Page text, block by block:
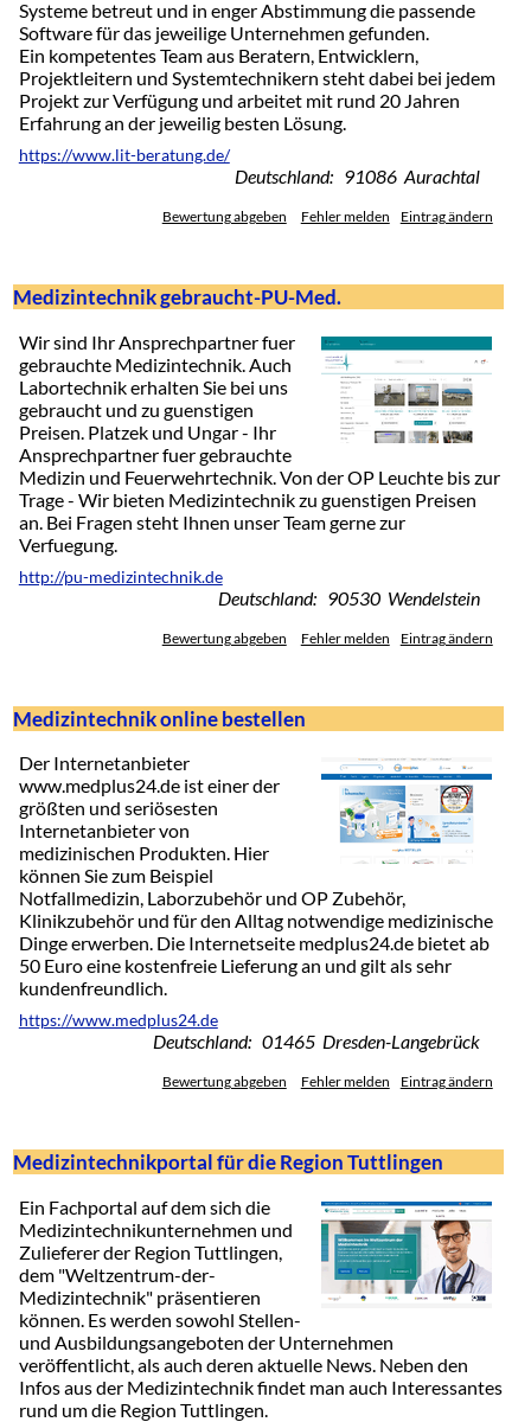
Systeme betreut und in enger Abstimmung die passende
Software für das jeweilige Unternehmen gefunden.
Ein kompetentes Team aus Beratern, Entwicklern,
Projektleitern und Systemtechnikern steht dabei bei jedem
Projekt zur Verfügung und arbeitet mit rund 20 Jahren
Erfahrung an der jeweilig besten Lösung.
https://www.lit-beratung.de/
Deutschland: 91086 Aurachtal
Bewertung abgeben Fehler melden Eintrag ändern
Medizintechnik gebraucht-PU-Med.
Wir sind Ihr Ansprechpartner fuer
gebrauchte Medizintechnik. Auch
Labortechnik erhalten Sie bei uns
gebraucht und zu guenstigen
Preisen. Platzek und Ungar - Ihr
Ansprechpartner fuer gebrauchte
Medizin und Feuerwehrtechnik. Von der OP Leuchte bis zur
Trage - Wir bieten Medizintechnik zu guenstigen Preisen
an. Bei Fragen steht Ihnen unser Team gerne zur
Verfuegung.
http://pu-medizintechnik.de
Deutschland: 90530 Wendelstein
Bewertung abgeben Fehler melden Eintrag ändern
Medizintechnik online bestellen
Der Internetanbieter
www.medplus24.de ist einer der
größten und seriösesten
Internetanbieter von
medizinischen Produkten. Hier
können Sie zum Beispiel
Notfallmedizin, Laborzubehör und OP Zubehör,
Klinikzubehör und für den Alltag notwendige medizinische
Dinge erwerben. Die Internetseite medplus24.de bietet ab
50 Euro eine kostenfreie Lieferung an und gilt als sehr
kundenfreundlich.
https://www.medplus24.de
Deutschland: 01465 Dresden-Langebrück
Bewertung abgeben Fehler melden Eintrag ändern
Medizintechnikportal für die Region Tuttlingen
Ein Fachportal auf dem sich die
Medizintechnikunternehmen und
Zulieferer der Region Tuttlingen,
dem "Weltzentrum-der-
Medizintechnik" präsentieren
können. Es werden sowohl Stellen-
und Ausbildungsangeboten der Unternehmen
veröffentlicht, als auch deren aktuelle News. Neben den
Infos aus der Medizintechnik findet man auch Interessantes
rund um die Region Tuttlingen.